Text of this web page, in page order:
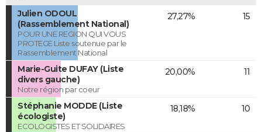
Julien ODOUL
(Rassemblement National)
POUR UNE REGION QUI VOUS
PROTEGE Liste soutenue par le
Rassemblement National
27,27% 15
Marie-Guite DUFAY (Liste
divers gauche)
Notre région par coeur
20,00% 11
Stéphanie MODDE (Liste
écologiste)
ECOLOGISTES ET SOLIDAIRES
18,18% 10